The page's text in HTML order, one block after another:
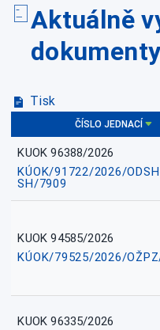
Aktuálně
dokumenty
Tisk
ČÍSLO JEDNACÍ
KUOK 96388/2026
KÚOK/91722/2026/
SH/7909
KUOK 94585/2026
KÚOK/79525/2026/
KUOK 96335/2026